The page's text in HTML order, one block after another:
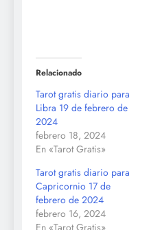
Relacionado
Tarot gratis diario para
Libra 19 de febrero de
2024
febrero 18, 2024
En «Tarot Gratis»
Tarot gratis diario para
Capricornio 17 de
febrero de 2024
febrero 16, 2024
En «Tarot Gratis»